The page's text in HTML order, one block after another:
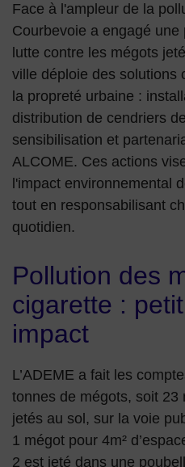
Face à l'ampleur de la
Courbevoie a engagé
lutte contre les mégots
ville déploie des solutions
la propreté urbaine :
distribution de cendriers
sensibilisation et
ALCOME. Ces actions
l'impact environnemental
tout en responsabilisant
quotidien.
Pollution des
cigarette :
impact
L’ADEME a fait les
tonnes de mégots, soit
jetés au sol, sur la voie
1 mégot pour 4m²
2 est jeté dans une